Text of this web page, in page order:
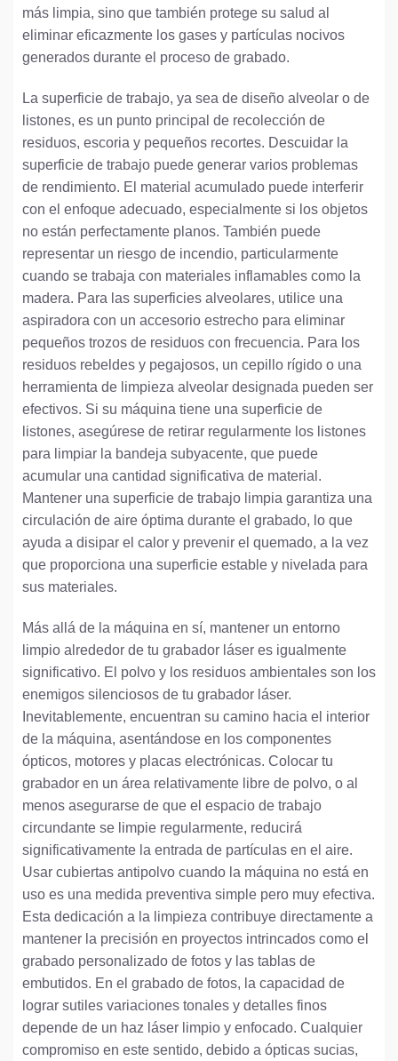
más limpia, sino que también protege su salud al
eliminar eficazmente los gases y partículas nocivos
generados durante el proceso de grabado.
La superficie de trabajo, ya sea de diseño alveolar o de
listones, es un punto principal de recolección de
residuos, escoria y pequeños recortes. Descuidar la
superficie de trabajo puede generar varios problemas
de rendimiento. El material acumulado puede interferir
con el enfoque adecuado, especialmente si los objetos
no están perfectamente planos. También puede
representar un riesgo de incendio, particularmente
cuando se trabaja con materiales inflamables como la
madera. Para las superficies alveolares, utilice una
aspiradora con un accesorio estrecho para eliminar
pequeños trozos de residuos con frecuencia. Para los
residuos rebeldes y pegajosos, un cepillo rígido o una
herramienta de limpieza alveolar designada pueden ser
efectivos. Si su máquina tiene una superficie de
listones, asegúrese de retirar regularmente los listones
para limpiar la bandeja subyacente, que puede
acumular una cantidad significativa de material.
Mantener una superficie de trabajo limpia garantiza una
circulación de aire óptima durante el grabado, lo que
ayuda a disipar el calor y prevenir el quemado, a la vez
que proporciona una superficie estable y nivelada para
sus materiales.
Más allá de la máquina en sí, mantener un entorno
limpio alrededor de tu grabador láser es igualmente
significativo. El polvo y los residuos ambientales son los
enemigos silenciosos de tu grabador láser.
Inevitablemente, encuentran su camino hacia el interior
de la máquina, asentándose en los componentes
ópticos, motores y placas electrónicas. Colocar tu
grabador en un área relativamente libre de polvo, o al
menos asegurarse de que el espacio de trabajo
circundante se limpie regularmente, reducirá
significativamente la entrada de partículas en el aire.
Usar cubiertas antipolvo cuando la máquina no está en
uso es una medida preventiva simple pero muy efectiva.
Esta dedicación a la limpieza contribuye directamente a
mantener la precisión en proyectos intrincados como el
grabado personalizado de fotos y las tablas de
embutidos. En el grabado de fotos, la capacidad de
lograr sutiles variaciones tonales y detalles finos
depende de un haz láser limpio y enfocado. Cualquier
compromiso en este sentido, debido a ópticas sucias,